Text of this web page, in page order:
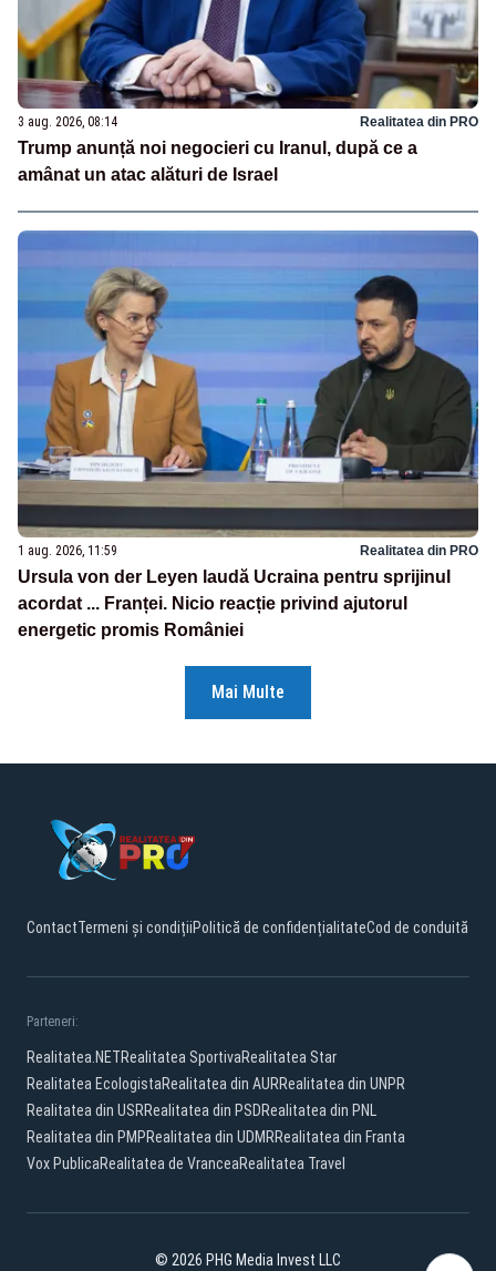
3 aug. 2026, 08:14 Realitatea din PRO
Trump anunță noi negocieri cu Iranul, după ce a
amânat un atac alături de Israel
1 aug. 2026, 11:59 Realitatea din PRO
Ursula von der Leyen laudă Ucraina pentru sprijinul
acordat ... Franței. Nicio reacție privind ajutorul
energetic promis României
Mai Multe
ContactTermeni și condițiiPolitică de confidențialitateCod de conduită
Parteneri:
Realitatea.NETRealitatea SportivaRealitatea Star
Realitatea EcologistaRealitatea din AURRealitatea din UNPR
Realitatea din USRRealitatea din PSDRealitatea din PNL
Realitatea din PMPRealitatea din UDMRRealitatea din Franta
Vox PublicaRealitatea de VranceaRealitatea Travel
© 2026 PHG Media Invest LLC